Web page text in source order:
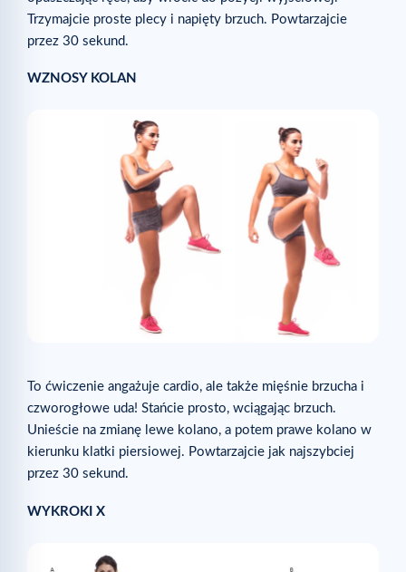
Trzymajcie proste plecy i napięty brzuch. Powtarzajcie
przez 30 sekund.
WZNOSY KOLAN
To ćwiczenie angażuje cardio, ale także mięśnie brzucha i
czworogłowe uda! Stańcie prosto, wciągając brzuch.
Unieście na zmianę lewe kolano, a potem prawe kolano w
kierunku klatki piersiowej. Powtarzajcie jak najszybciej
przez 30 sekund.
WYKROKI X